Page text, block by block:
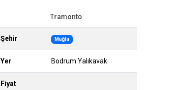
Tramonto
Şehir Muğla
Yer Bodrum Yalıkavak
Fiyat